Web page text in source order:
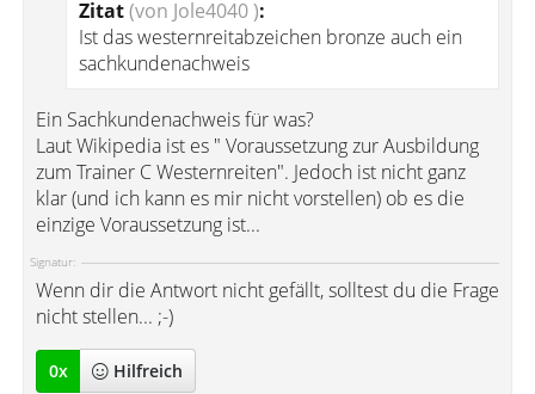
Zitat(von Jole4040 ):
Ist das westernreitabzeichen bronze auch ein
sachkundenachweis
Ein Sachkundenachweis für was?
Laut Wikipedia ist es " Voraussetzung zur Ausbildung
zum Trainer C Westernreiten". Jedoch ist nicht ganz
klar (und ich kann es mir nicht vorstellen) ob es die
einzige Voraussetzung ist...
Signatur:
Wenn dir die Antwort nicht gefällt, solltest du die Frage
nicht stellen... ;-)
0x Hilfreich